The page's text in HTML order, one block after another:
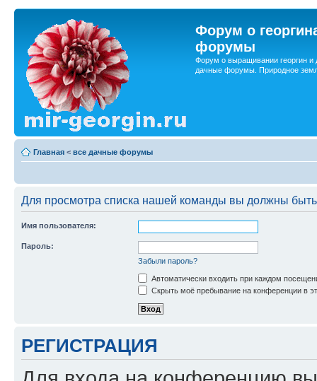
Форум о
форумы
Форум о выращивании георгин и
дачные форумы. Природное
Главная < все дачные форумы
Для просмотра списка нашей команды вы должны
Имя пользователя:
Пароль:
Забыли пароль?
Автоматически входить при каждом
Скрыть моё пребывание на конференции в
РЕГИСТРАЦИЯ